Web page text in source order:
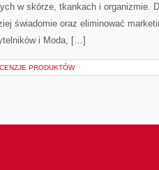
w skórze, tkankach i organizmie.
świadomie oraz eliminować
i Moda, […]
PRODUKTÓW